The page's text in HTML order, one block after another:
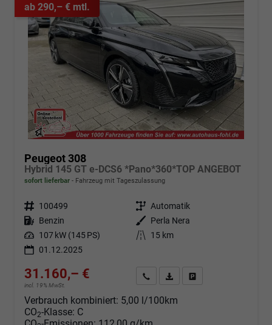
ab 290,– € mtl.
Peugeot 308
Hybrid 145 GT e-DCS6 *Pano*360*TOP ANGEBOT
sofort lieferbar Fahrzeug mit Tageszulassung
Fahrzeugnr. 100499 Getriebe Automatik
Kraftstoff Benzin Außenfarbe
Perla Nera
Leistung 107 kW (145 PS) Kilometerstand
15 km
01.12.2025
31.160,– €
incl. 19% MwSt.
Angebot anfordern
Fahrzeugexpose (PDF)
Verbrauch kombiniert: 5,00 l/100km
CO2-Klasse: C